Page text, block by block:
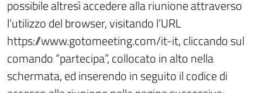
possibile altresì accedere alla riunione attraverso
l’utilizzo del browser, visitando l’URL
https://www.gotomeeting.com/it-it, cliccando sul
comando “partecipa”, collocato in alto nella
schermata, ed inserendo in seguito il codice di